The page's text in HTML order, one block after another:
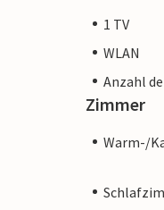
1 TV
WLAN
Anzahl
Zimmer
Warm-/